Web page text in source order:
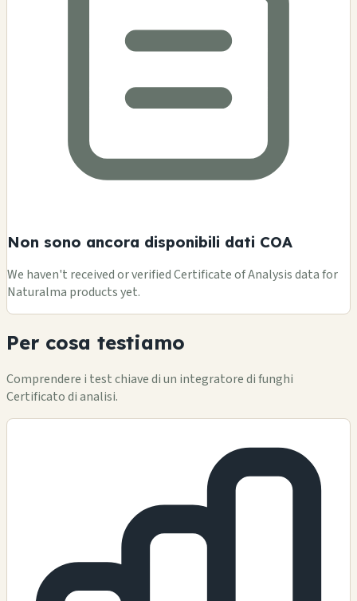
Non sono ancora disponibili dati COA
We haven't received or verified Certificate of Analysis data for
Naturalma products yet.
Per cosa testiamo
Comprendere i test chiave di un integratore di funghi
Certificato di analisi.